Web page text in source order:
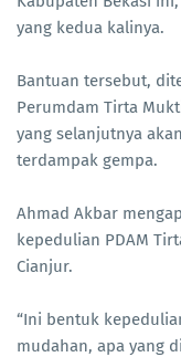
yang kedua kalinya.
Bantuan tersebut,
Perumdam Tirta
yang selanjutnya
terdampak gempa.
Ahmad Akbar
kepedulian PDAM
Cianjur.
“Ini bentuk
mudahan, apa yang